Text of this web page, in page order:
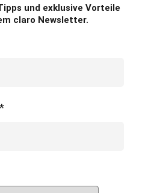
und exklusive Vorteile
claro Newsletter.
*